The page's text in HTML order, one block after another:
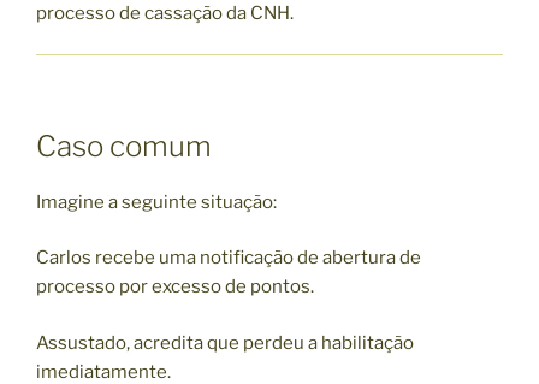
processo de cassação da CNH.
Caso comum
Imagine a seguinte situação:
Carlos recebe uma notificação de abertura de
processo por excesso de pontos.
Assustado, acredita que perdeu a habilitação
imediatamente.